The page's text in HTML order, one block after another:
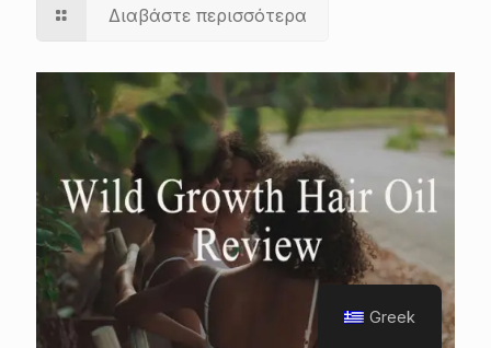
Διαβάστε περισσότερα
Greek